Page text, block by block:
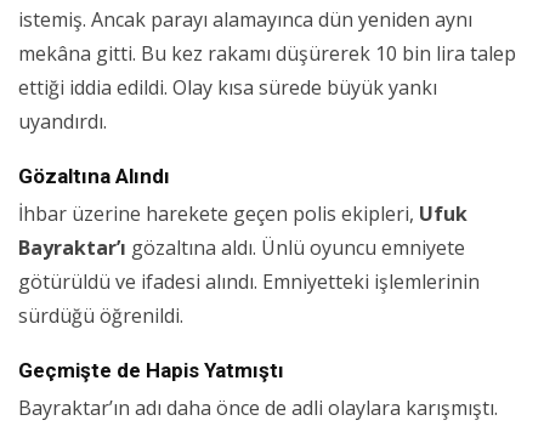
istemiş. Ancak parayı alamayınca dün yeniden aynı
mekâna gitti. Bu kez rakamı düşürerek 10 bin lira talep
ettiği iddia edildi. Olay kısa sürede büyük yankı
uyandırdı.
Gözaltına Alındı
İhbar üzerine harekete geçen polis ekipleri, Ufuk
Bayraktar’ı gözaltına aldı. Ünlü oyuncu emniyete
götürüldü ve ifadesi alındı. Emniyetteki işlemlerinin
sürdüğü öğrenildi.
Geçmişte de Hapis Yatmıştı
Bayraktar’ın adı daha önce de adli olaylara karışmıştı.